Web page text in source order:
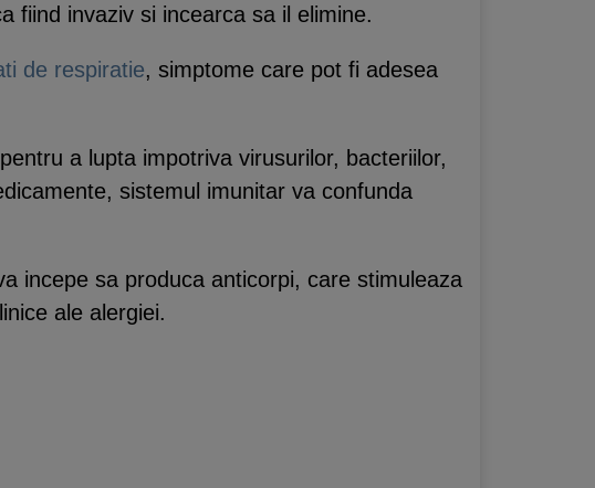
fiind invaziv si incearca sa il elimine.
de respiratie, simptome care pot fi adesea
a lupta impotriva virusurilor, bacteriilor,
sistemul imunitar va confunda
incepe sa produca anticorpi, care stimuleaza
ale alergiei.